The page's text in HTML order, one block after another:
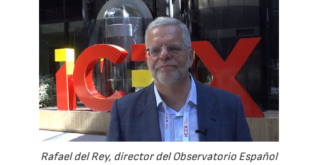
Rafael del Rey, director del Observatorio Español